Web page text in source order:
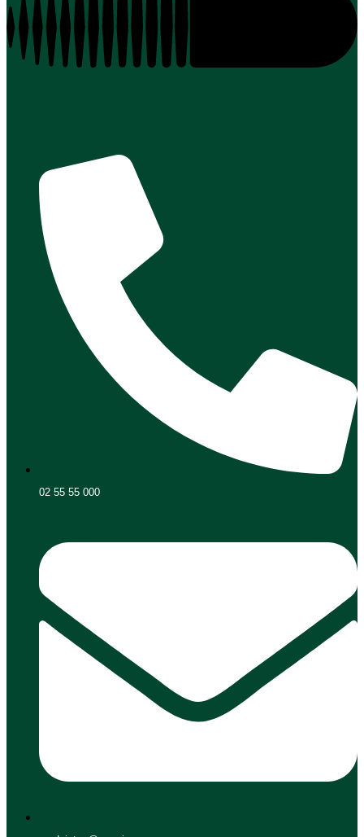
02 55 55 000